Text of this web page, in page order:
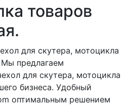
товаров
для скутера, мотоцикла
предлагаем
для скутера, мотоцикла
бизнеса. Удобный
оптимальным решением